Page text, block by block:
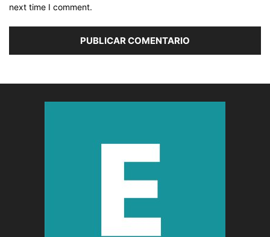
next time I comment.